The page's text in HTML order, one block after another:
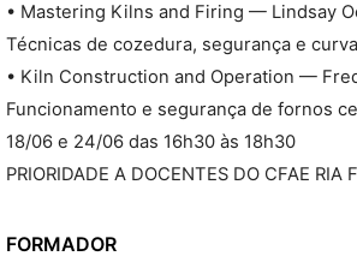
• Mastering Kilns and Firing — Lindsay
Técnicas de cozedura, segurança e
• Kiln Construction and Operation —
Funcionamento e segurança de fornos
18/06 e 24/06 das 16h30 às 18h30
PRIORIDADE A DOCENTES DO CFAE RIA
FORMADOR